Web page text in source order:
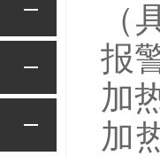
（
报
加
加